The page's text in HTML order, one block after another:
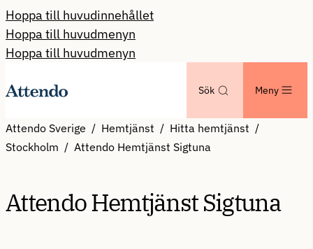
Hoppa till huvudinnehållet
Hoppa till huvudmenyn
Hoppa till huvudmenyn
Sök Meny
Attendo Sverige Hemtjänst
Hitta hemtjänst
Stockholm
Attendo Hemtjänst Sigtuna
Attendo Hemtjänst Sigtuna